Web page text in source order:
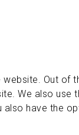
Out
We also use
have the